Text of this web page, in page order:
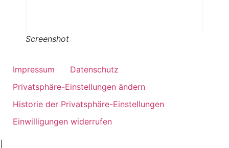
Screenshot
Impressum
Datenschutz
Privatsphäre-Einstellungen ändern
Historie der Privatsphäre-Einstellungen
Einwilligungen widerrufen